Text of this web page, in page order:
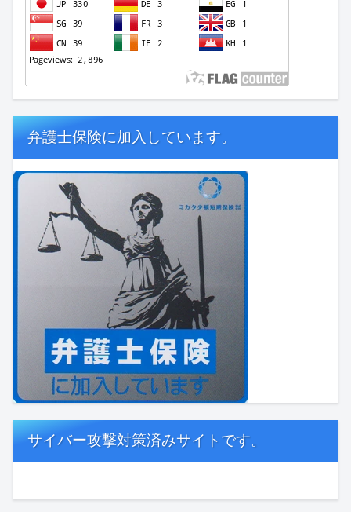
弁護士保険に加入しています。
サイバー攻撃対策済みサイトです。